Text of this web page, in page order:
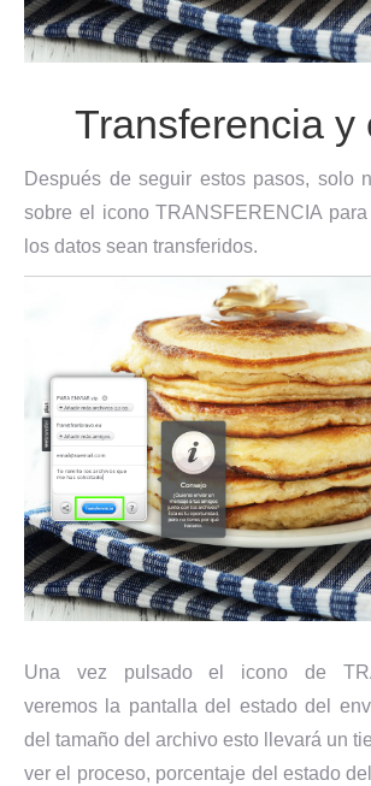
Transferencia y
Después de seguir estos pasos, solo
sobre el icono TRANSFERENCIA
los datos sean transferidos.
Una vez pulsado el icono de
veremos la pantalla del estado del
del tamaño del archivo esto llevará un
ver el proceso, porcentaje del estado